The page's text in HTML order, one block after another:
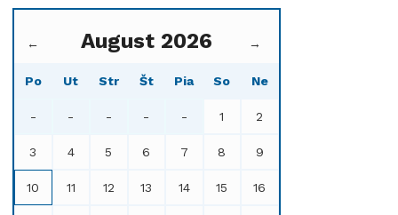
← August 2026 →
Po Ut Str Št Pia So Ne
- - - - - 1 2
3 4 5 6 7 8 9
10 11 12 13 14 15 16